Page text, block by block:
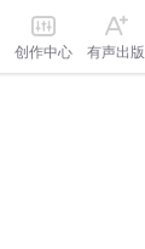
创作中心 有声出版